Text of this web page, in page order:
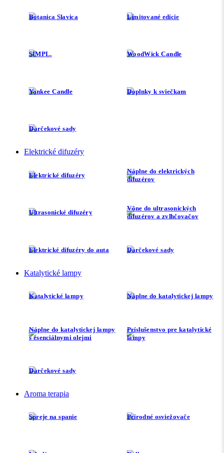
Botanica Slavica Limitované edície
SIMPL. WoodWick Candle
Yankee Candle Doplnky k sviečkam
Darčekové sady
Elektrické difuzéry
Elektrické difuzéry
Náplne do elektrických
difuzérov
Ultrasonické difuzéry
Vône do ultrasonických
difuzérov a zvlhčovačov
Elektrické difuzéry do auta Darčekové sady
Katalytické lampy
Katalytické lampy Náplne do katalytickej lampy
Náplne do katalytickej lampy
s esenciálnymi olejmi
Príslušenstvo pre katalytické
lampy
Darčekové sady
Aroma terapia
Spreje na spanie Prírodné osviežovače